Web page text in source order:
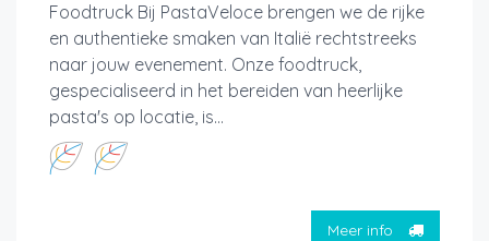
Foodtruck Bij PastaVeloce brengen we de rijke
en authentieke smaken van Italië rechtstreeks
naar jouw evenement. Onze foodtruck,
gespecialiseerd in het bereiden van heerlijke
pasta's op locatie, is...
Meer info